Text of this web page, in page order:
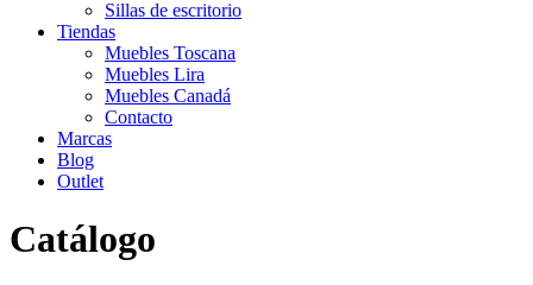
Sillas de escritorio
Tiendas
Muebles Toscana
Muebles Lira
Muebles Canadá
Contacto
Marcas
Blog
Outlet
Catálogo